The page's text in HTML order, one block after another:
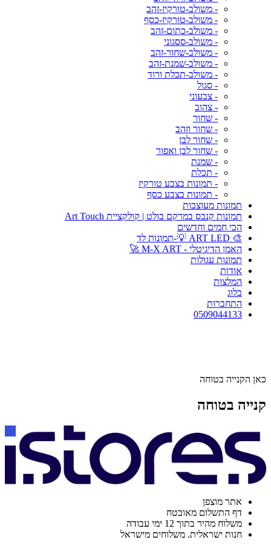
- משולב-טורקיז-זהב
- משולב-טורקיז-כסף
- משולב-כתום-זהב
- משולב-ססגוני
- משולב-שחור-זהב
- משולב-שמנת-זהב
- משולב-תכלת ורוד
- סגול
- צבעוני
- צהוב
- שחור
- שחור וזהב
- שחור לבן
- שחור לבן ואפור
- שמנת
- תכלת
- תמונות בצבע טורקיז
- תמונות בצבע כסף
תמונות מעוצבות
תמונות קנבס במרקם בולט | קולקציית Art Touch
הכי חמים וחדשים
🎨 ART LED 💡-תמונות לד
האמן הדיגיטלי - M-X ART 🚀
תמונות עגולות
אודות
המלצות
בלוג
התחברות
0509044133
כאן הקנייה בטוחה
קנייה בטוחה
אתר מוצפן
דף התשלום מאובטח
משלוח מהיר בתוך 12 ימי עבודה
חנות ישראלית. משלוחים מישראל